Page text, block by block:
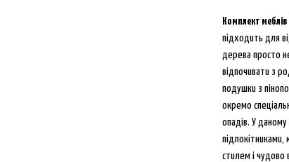
Комплект меблів
підходить для
дерева просто
відпочивати з
подушки з
окремо
опадів. У даному
підлокітниками,
стилем і чудово